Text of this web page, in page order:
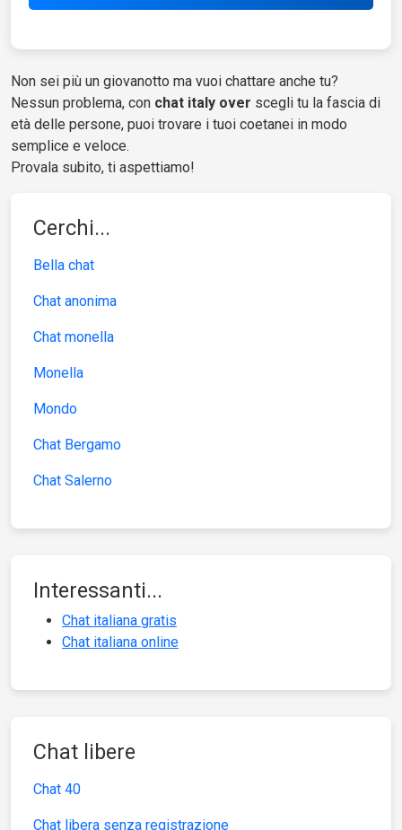
Non sei più un giovanotto ma vuoi chattare anche tu?
Nessun problema, con chat italy over scegli tu la fascia di
età delle persone, puoi trovare i tuoi coetanei in modo
semplice e veloce.
Provala subito, ti aspettiamo!
Cerchi...
Bella chat
Chat anonima
Chat monella
Monella
Mondo
Chat Bergamo
Chat Salerno
Interessanti...
Chat italiana gratis
Chat italiana online
Chat libere
Chat 40
Chat libera senza registrazione